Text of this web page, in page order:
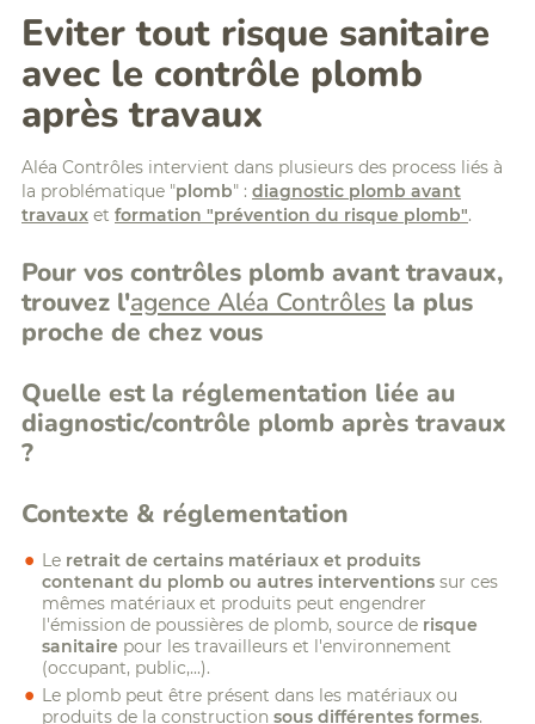
Eviter tout risque sanitaire
avec le contrôle plomb
après travaux
Aléa Contrôles intervient dans plusieurs des process liés à
la problématique "plomb" : diagnostic plomb avant
travaux et formation "prévention du risque plomb".
Pour vos contrôles plomb avant travaux,
trouvez l'agence Aléa Contrôles la plus
proche de chez vous
Quelle est la réglementation liée au
diagnostic/contrôle plomb après travaux
?
Contexte & réglementation
Le retrait de certains matériaux et produits
contenant du plomb ou autres interventions sur ces
mêmes matériaux et produits peut engendrer
l'émission de poussières de plomb, source de risque
sanitaire pour les travailleurs et l'environnement
(occupant, public,...).
Le plomb peut être présent dans les matériaux ou
produits de la constructionsous différentes formes.